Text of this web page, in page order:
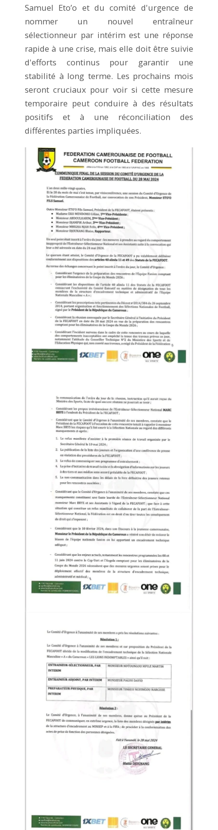
Samuel Eto’o et du comité d'urgence de
nommer un nouvel entraîneur
sélectionneur par intérim est une réponse
rapide à une crise, mais elle doit être suivie
d'efforts continus pour garantir une
stabilité à long terme. Les prochains mois
seront cruciaux pour voir si cette mesure
temporaire peut conduire à des résultats
positifs et à une réconciliation des
différentes parties impliquées.